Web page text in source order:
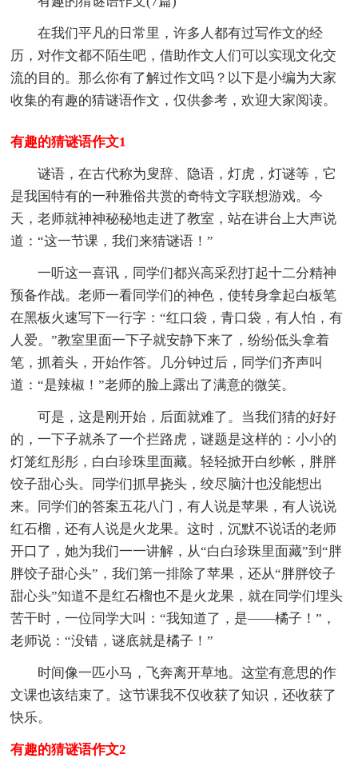
在我们平凡的日常里，许多人都有过写作文的经
历，对作文都不陌生吧，借助作文人们可以实现文化交
流的目的。那么你有了解过作文吗？以下是小编为大家
收集的有趣的猜谜语作文，仅供参考，欢迎大家阅读。
有趣的猜谜语作文1
谜语，在古代称为叟辞、隐语，灯虎，灯谜等，它
是我国特有的一种雅俗共赏的奇特文字联想游戏。今
天，老师就神神秘秘地走进了教室，站在讲台上大声说
道：“这一节课，我们来猜谜语！”
一听这一喜讯，同学们都兴高采烈打起十二分精神
预备作战。老师一看同学们的神色，使转身拿起白板笔
在黑板火速写下一行字：“红口袋，青口袋，有人怕，有
人爱。”教室里面一下子就安静下来了，纷纷低头拿着
笔，抓着头，开始作答。几分钟过后，同学们齐声叫
道：“是辣椒！”老师的脸上露出了满意的微笑。
可是，这是刚开始，后面就难了。当我们猜的好好
的，一下子就杀了一个拦路虎，谜题是这样的：小小的
灯笼红彤彤，白白珍珠里面藏。轻轻掀开白纱帐，胖胖
饺子甜心头。同学们抓早挠头，绞尽脑汁也没能想出
来。同学们的答案五花八门，有人说是苹果，有人说说
红石榴，还有人说是火龙果。这时，沉默不说话的老师
开口了，她为我们一一讲解，从“白白珍珠里面藏”到“胖
胖饺子甜心头”，我们第一排除了苹果，还从“胖胖饺子
甜心头”知道不是红石榴也不是火龙果，就在同学们埋头
苦干时，一位同学大叫：“我知道了，是——橘子！”，
老师说：“没错，谜底就是橘子！”
时间像一匹小马，飞奔离开草地。这堂有意思的作
文课也该结束了。这节课我不仅收获了知识，还收获了
快乐。
有趣的猜谜语作文2